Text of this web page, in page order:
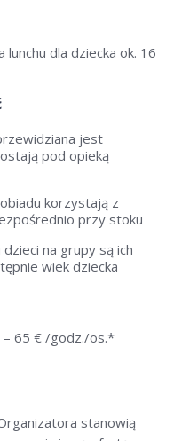
lunchu dla dziecka ok. 16
jest
pod opieką
korzystają z
przy stoku
na grupy są ich
wiek dziecka
65 € /godz./os.*
stanowią